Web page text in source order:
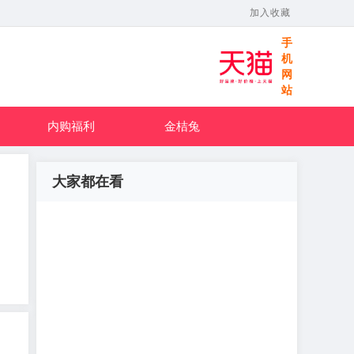
加入收藏
手
机
网
站
内购福利 金桔兔
大家都在看